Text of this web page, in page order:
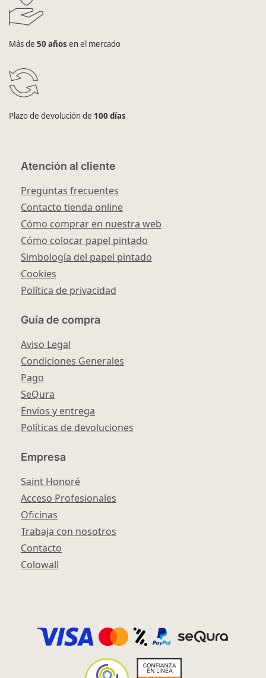
Más de 50 años en el mercado
Plazo de devolución de 100 días
Atención al cliente
Preguntas frecuentes
Contacto tienda online
Cómo comprar en nuestra web
Cómo colocar papel pintado
Simbología del papel pintado
Cookies
Política de privacidad
Guía de compra
Aviso Legal
Condiciones Generales
Pago
SeQura
Envíos y entrega
Políticas de devoluciones
Empresa
Saint Honoré
Acceso Profesionales
Oficinas
Trabaja con nosotros
Contacto
Colowall